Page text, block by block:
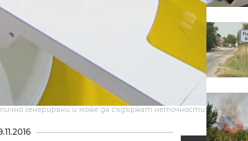
генерирани и може да съдържат неточности.
22:57, 28.11.2016